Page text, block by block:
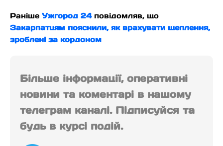
Раніше Ужгород 24повідомляв, що
Закарпатцям пояснили, як врахувати щеплення,
зроблені за кордоном
Більше інформації, оперативні
новини та коментарі в нашому
телеграм каналі. Підписуйся та
будь в курсі подій.